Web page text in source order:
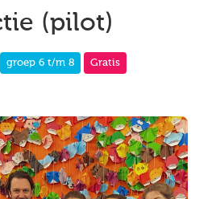
(pilot)
groep 6 t/m 8 Gratis